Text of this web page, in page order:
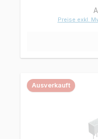
Preise exkl.
Ausverkauft